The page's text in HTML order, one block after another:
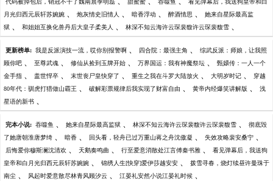
代码被掉包后，销冠不干了魏南晨季明磊 甜蜜蜜 吞噬鱼 看见弹幕后，我送狗皇帝和白
月光归西元辰轩苏婉婉 、 炮灰情史旧情人 、 暗香浮动 、 醉酒情思 、 她来自星际最高监
狱 、 和姐姐互换化兽丹后大皇子柔美人 、 林深不知云海许云琛裴馥许云琛裴馥雪 、
更新榜单: 我是反派演技一流，哎你别报警啊 、 四合院：最强主角 、 综武反派：师娘，让我照
顾你吧 、 至尊武魂 、 修仙从捡到玉牌开始 、 万界国运：我有神魔祭坛 、 甄嬛传：一人一个
金手指 、 盖世悍卒 、 末世丧尸皇快穿了 、 重生之我在斗罗大陆放火 、 大明岁时记 、 穿越
80年代：驯虎打猎做山霸王 、 破解彩票规律后我实现了财富自由 、 黄帝内经爆笑讲解版 、 浅
星语的新书 、
完本小说: 吞噬鱼 、 她来自星际最高监狱 、 林深不知云海许云琛裴馥许云琛裴馥雪 、 彻底毁
了她唐朝淮唐梦绮 、 暗香 、 回头看，轻舟已过万重山蒋之舟沈傲凝 、 失效攻略裴安桑宁 、
后悔爱你穆斯澜沈清欢 、 天鹅奏鸣曲 、 行至爱意消散处江言傅秦书雅 、 看见弹幕后，我送狗
皇帝和白月光归西元辰轩苏婉婉 、 锦绣人生[快穿]爱伊莎越安安 、 拨雪寻春，烧灯续昼许曼珠于
南尘 、 风起时爱意散尽林青风顾汐云 、 江晏礼安然小说江晏礼时候 、